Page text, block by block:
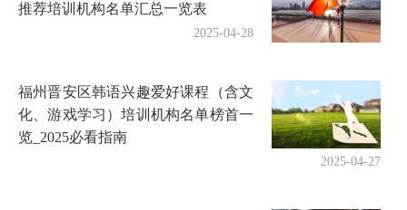
推荐培训机构名单汇总一览表
2025-04-28
福州晋安区韩语兴趣爱好课程（含文
化、游戏学习）培训机构名单榜首一
览_2025必看指南
2025-04-27